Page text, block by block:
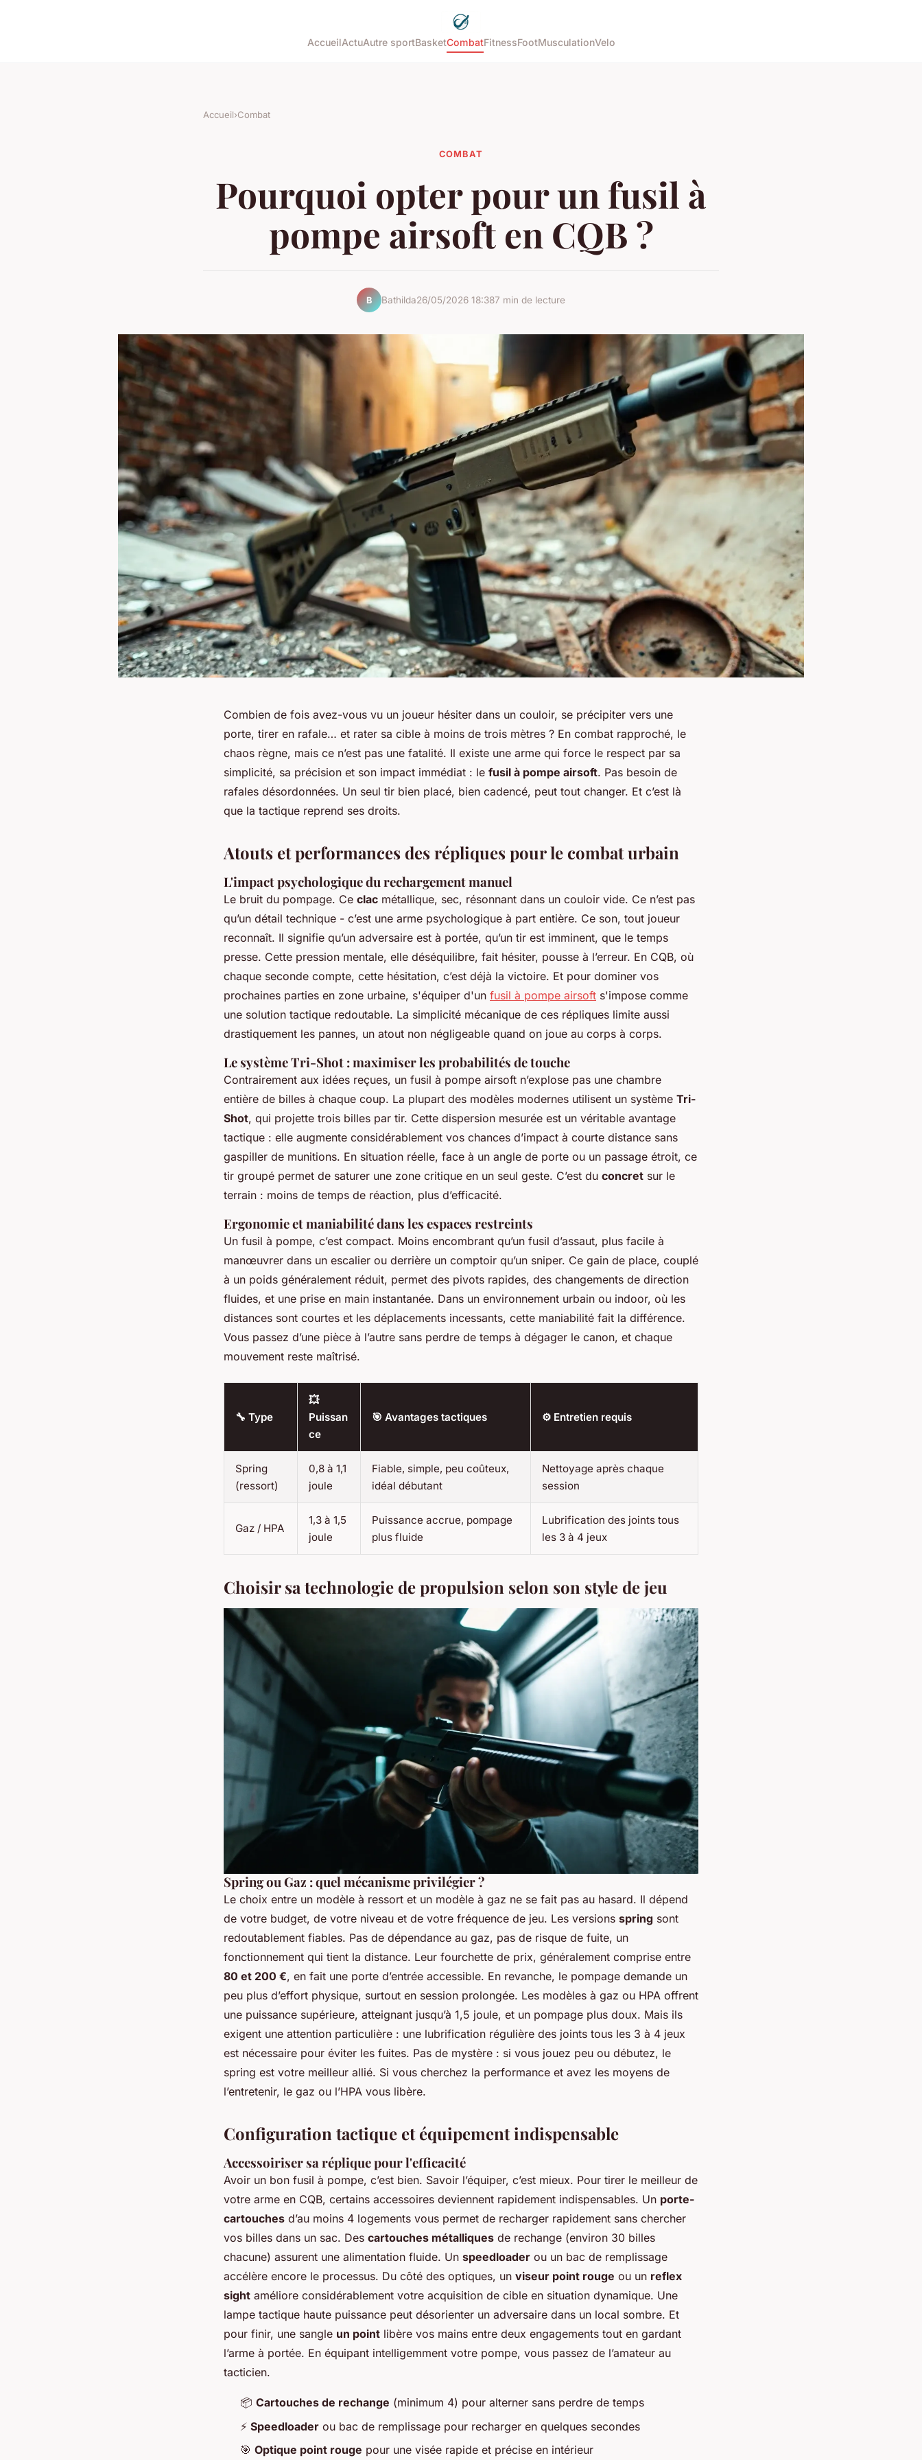
AccueilActuAutre sportBasketCombatFitnessFootMusculationVelo
Accueil›Combat
COMBAT
Pourquoi opter pour un fusil à
pompe airsoft en CQB ?
B Bathilda26/05/2026 18:387 min de lecture
Combien de fois avez-vous vu un joueur hésiter dans un couloir, se précipiter vers une
porte, tirer en rafale… et rater sa cible à moins de trois mètres ? En combat rapproché, le
chaos règne, mais ce n’est pas une fatalité. Il existe une arme qui force le respect par sa
simplicité, sa précision et son impact immédiat : le fusil à pompe airsoft. Pas besoin de
rafales désordonnées. Un seul tir bien placé, bien cadencé, peut tout changer. Et c’est là
que la tactique reprend ses droits.
Atouts et performances des répliques pour le combat urbain
L'impact psychologique du rechargement manuel
Le bruit du pompage. Ce clac métallique, sec, résonnant dans un couloir vide. Ce n’est pas
qu’un détail technique - c’est une arme psychologique à part entière. Ce son, tout joueur
reconnaît. Il signifie qu’un adversaire est à portée, qu’un tir est imminent, que le temps
presse. Cette pression mentale, elle déséquilibre, fait hésiter, pousse à l’erreur. En CQB, où
chaque seconde compte, cette hésitation, c’est déjà la victoire. Et pour dominer vos
prochaines parties en zone urbaine, s'équiper d'un fusil à pompe airsoft s'impose comme
une solution tactique redoutable. La simplicité mécanique de ces répliques limite aussi
drastiquement les pannes, un atout non négligeable quand on joue au corps à corps.
Le système Tri-Shot : maximiser les probabilités de touche
Contrairement aux idées reçues, un fusil à pompe airsoft n’explose pas une chambre
entière de billes à chaque coup. La plupart des modèles modernes utilisent un système Tri-
Shot, qui projette trois billes par tir. Cette dispersion mesurée est un véritable avantage
tactique : elle augmente considérablement vos chances d’impact à courte distance sans
gaspiller de munitions. En situation réelle, face à un angle de porte ou un passage étroit, ce
tir groupé permet de saturer une zone critique en un seul geste. C’est du concret sur le
terrain : moins de temps de réaction, plus d’efficacité.
Ergonomie et maniabilité dans les espaces restreints
Un fusil à pompe, c’est compact. Moins encombrant qu’un fusil d’assaut, plus facile à
manœuvrer dans un escalier ou derrière un comptoir qu’un sniper. Ce gain de place, couplé
à un poids généralement réduit, permet des pivots rapides, des changements de direction
fluides, et une prise en main instantanée. Dans un environnement urbain ou indoor, où les
distances sont courtes et les déplacements incessants, cette maniabilité fait la différence.
Vous passez d’une pièce à l’autre sans perdre de temps à dégager le canon, et chaque
mouvement reste maîtrisé.
🔧 Type
💥
Puissan
ce
🎯 Avantages tactiques ⚙️ Entretien requis
Spring
(ressort)
0,8 à 1,1
joule
Fiable, simple, peu coûteux,
idéal débutant
Nettoyage après chaque
session
Gaz / HPA
1,3 à 1,5
joule
Puissance accrue, pompage
plus fluide
Lubrification des joints tous
les 3 à 4 jeux
Choisir sa technologie de propulsion selon son style de jeu
Spring ou Gaz : quel mécanisme privilégier ?
Le choix entre un modèle à ressort et un modèle à gaz ne se fait pas au hasard. Il dépend
de votre budget, de votre niveau et de votre fréquence de jeu. Les versions spring sont
redoutablement fiables. Pas de dépendance au gaz, pas de risque de fuite, un
fonctionnement qui tient la distance. Leur fourchette de prix, généralement comprise entre
80 et 200 €, en fait une porte d’entrée accessible. En revanche, le pompage demande un
peu plus d’effort physique, surtout en session prolongée. Les modèles à gaz ou HPA offrent
une puissance supérieure, atteignant jusqu’à 1,5 joule, et un pompage plus doux. Mais ils
exigent une attention particulière : une lubrification régulière des joints tous les 3 à 4 jeux
est nécessaire pour éviter les fuites. Pas de mystère : si vous jouez peu ou débutez, le
spring est votre meilleur allié. Si vous cherchez la performance et avez les moyens de
l’entretenir, le gaz ou l’HPA vous libère.
Configuration tactique et équipement indispensable
Accessoiriser sa réplique pour l'efficacité
Avoir un bon fusil à pompe, c’est bien. Savoir l’équiper, c’est mieux. Pour tirer le meilleur de
votre arme en CQB, certains accessoires deviennent rapidement indispensables. Un porte-
cartouches d’au moins 4 logements vous permet de recharger rapidement sans chercher
vos billes dans un sac. Des cartouches métalliques de rechange (environ 30 billes
chacune) assurent une alimentation fluide. Un speedloader ou un bac de remplissage
accélère encore le processus. Du côté des optiques, un viseur point rouge ou un reflex
sight améliore considérablement votre acquisition de cible en situation dynamique. Une
lampe tactique haute puissance peut désorienter un adversaire dans un local sombre. Et
pour finir, une sangle un point libère vos mains entre deux engagements tout en gardant
l’arme à portée. En équipant intelligemment votre pompe, vous passez de l’amateur au
tacticien.
📦 Cartouches de rechange (minimum 4) pour alterner sans perdre de temps
⚡ Speedloader ou bac de remplissage pour recharger en quelques secondes
🎯 Optique point rouge pour une visée rapide et précise en intérieur